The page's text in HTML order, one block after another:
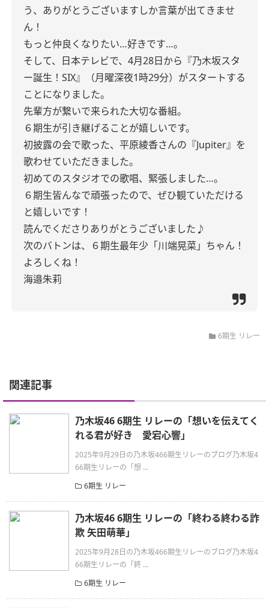
う、ありがとうございますしか言葉が出てきませ
ん！
もっと仲良くなりたい…好きです…。
そして、日本テレビで、4月28日から『乃木坂スタ
ー誕生！SIX』（月曜深夜1時29分）がスタートする
ことになりました。
先輩方が繋いで来られた大切な番組。
６期生が引き継げることが嬉しいです。
初披露の会で歌った、平原綾香さんの『Jupiter』を
歌わせていただきました。
初めてのスタジオでの歌唱、緊張しました…。
６期生皆んなで頑張ったので、ぜひ観ていただける
と嬉しいです！
読んでくださりありがとうございました♪
次のバトンは、６期生最年少「川端晃菜」ちゃん！
よろしくね！
海邉朱莉
6期生 リレー
関連記事
乃木坂46 6期生 リレーの「想いを伝えてく
れる君が好き 愛宕心響」
2025年9月29日の乃木坂466期生リレーのブログ乃木坂4
66期生リレーの「想 ...
6期生 リレー
乃木坂46 6期生 リレーの「終わる終わる詐
欺 矢田萌華」
2025年9月28日の乃木坂466期生リレーのブログ乃木坂4
66期生リレーの「終 ...
6期生 リレー